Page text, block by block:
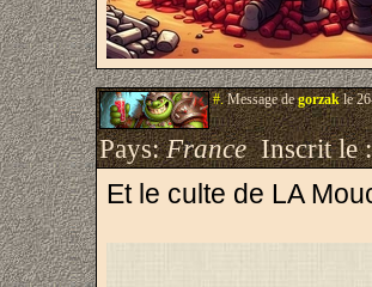
#.Message degorzakle
Pays:FranceInscrit le
Et le culte de LA